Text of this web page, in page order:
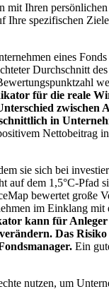
Ihren
spezifischen
eines
Durchschnitt
für die reale
in
Nettobeitrag
sie sich bei
dem 1,5°C-
bewertet große
im Einklang
kann für
Das
Ein
nutzen, um